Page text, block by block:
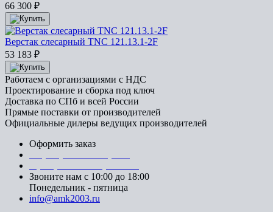
66 300 ₽
Верстак слесарный TNC 121.13.1-2F
53 183 ₽
Работаем с организациями с НДС
Проектирование и сборка под ключ
Доставка по СПб и всей России
Прямые поставки от производителей
Официальные дилеры ведущих производителей
Оформить заказ
Звоните нам с 10:00 до 18:00
Понедельник - пятница
info@amk2003.ru